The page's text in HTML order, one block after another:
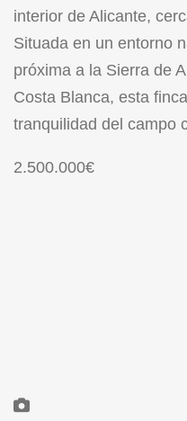
interior de Alicante,
Situada en un entorno
próxima a la Sierra de
Costa Blanca, esta
tranquilidad del campo
2.500.000€